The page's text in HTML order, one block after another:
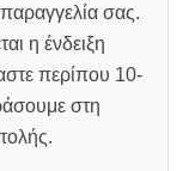
σας.
η ένδειξη
περίπου 10-
στη